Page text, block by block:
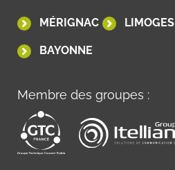
MÉRIGNAC LIMOGES
BAYONNE
Membre des groupes :